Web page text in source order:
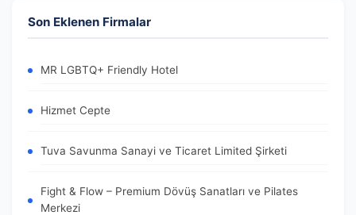
Son Eklenen Firmalar
MR LGBTQ+ Friendly Hotel
Hizmet Cepte
Tuva Savunma Sanayi ve Ticaret Limited Şirketi
Fight & Flow – Premium Dövüş Sanatları ve Pilates
Merkezi